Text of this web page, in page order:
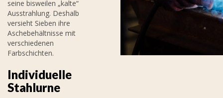
seine bisweilen „kalte“
Ausstrahlung. Deshalb
versieht Sieben ihre
Aschebehältnisse mit
verschiedenen
Farbschichten.
Individuelle
Stahlurne